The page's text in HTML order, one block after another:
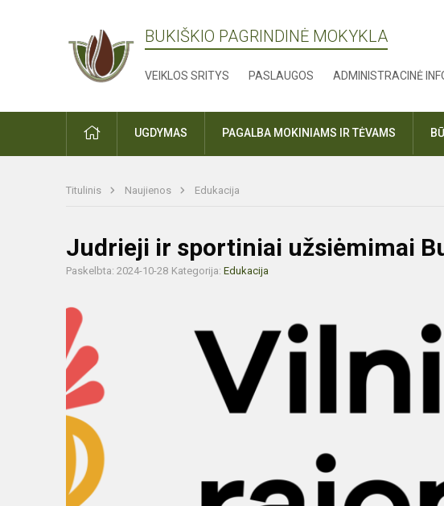
BUKIŠKIO PAGRINDINĖ MOKYKLA
VEIKLOS SRITYS PASLAUGOS ADMINISTRACINĖ
PRADŽIAUGDYMAS PAGALBA MOKINIAMS IR TĖVAMS
Titulinis Naujienos Edukacija
Judrieji ir sportiniai užsiėmimai
Paskelbta: 2024-10-28 Kategorija: Edukacija